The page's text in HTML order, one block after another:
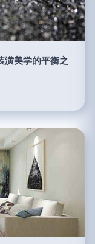
潢美学的平衡之